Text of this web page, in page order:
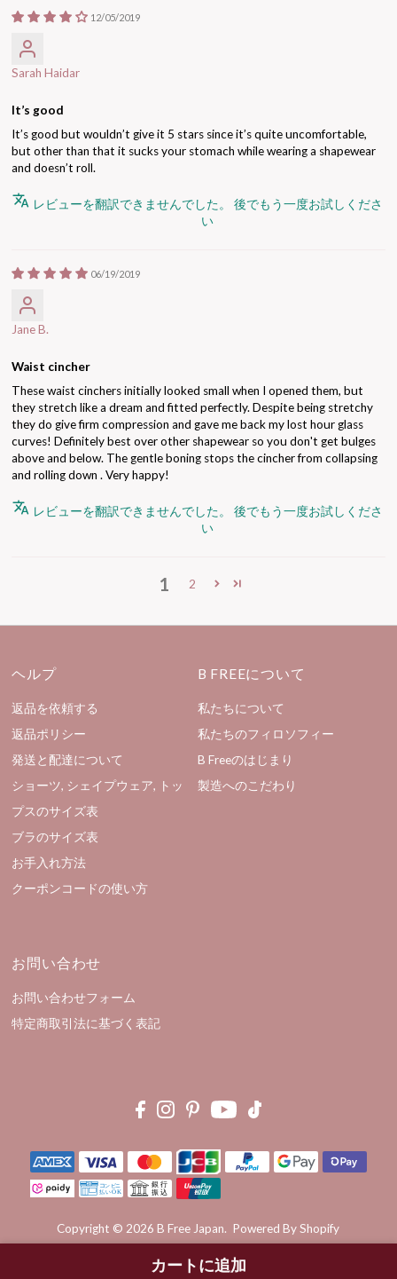
12/05/2019
Sarah Haidar
It’s good
It’s good but wouldn’t give it 5 stars since it’s quite uncomfortable,
but other than that it sucks your stomach while wearing a shapewear
and doesn’t roll.
レビューを翻訳できませんでした。 後でもう一度お試しくださ
い
06/19/2019
Jane B.
Waist cincher
These waist cinchers initially looked small when I opened them, but
they stretch like a dream and fitted perfectly. Despite being stretchy
they do give firm compression and gave me back my lost hour glass
curves! Definitely best over other shapewear so you don't get bulges
above and below. The gentle boning stops the cincher from collapsing
and rolling down . Very happy!
レビューを翻訳できませんでした。 後でもう一度お試しくださ
い
1 2
ヘルプ
返品を依頼する
返品ポリシー
発送と配達について
ショーツ, シェイプウェア, トッ
プスのサイズ表
ブラのサイズ表
お手入れ方法
クーポンコードの使い方
B FREEについて
私たちについて
私たちのフィロソフィー
B Freeのはじまり
製造へのこだわり
お問い合わせ
お問い合わせフォーム
特定商取引法に基づく表記
Copyright © 2026B Free Japan. Powered By Shopify